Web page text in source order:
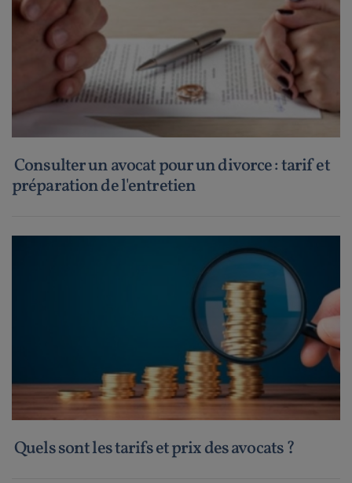
Consulter un avocat pour un divorce : tarif et
préparation de l'entretien
Quels sont les tarifs et prix des avocats ?